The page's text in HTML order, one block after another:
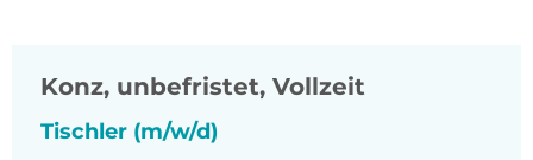
Konz, unbefristet, Vollzeit
Tischler (m/w/d)